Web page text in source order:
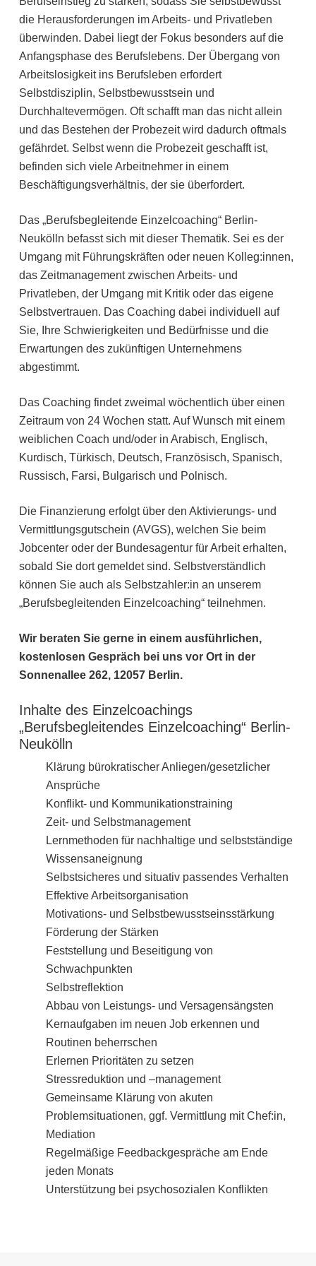
die Herausforderungen im Arbeits- und Privatleben
überwinden. Dabei liegt der Fokus besonders auf die
Anfangsphase des Berufslebens. Der Übergang von
Arbeitslosigkeit ins Berufsleben erfordert
Selbstdisziplin, Selbstbewusstsein und
Durchhaltevermögen. Oft schafft man das nicht allein
und das Bestehen der Probezeit wird dadurch oftmals
gefährdet. Selbst wenn die Probezeit geschafft ist,
befinden sich viele Arbeitnehmer in einem
Beschäftigungsverhältnis, der sie überfordert.
Das „Berufsbegleitende Einzelcoaching“ Berlin-
Neukölln befasst sich mit dieser Thematik. Sei es der
Umgang mit Führungskräften oder neuen Kolleg:innen,
das Zeitmanagement zwischen Arbeits- und
Privatleben, der Umgang mit Kritik oder das eigene
Selbstvertrauen. Das Coaching dabei individuell auf
Sie, Ihre Schwierigkeiten und Bedürfnisse und die
Erwartungen des zukünftigen Unternehmens
abgestimmt.
Das Coaching findet zweimal wöchentlich über einen
Zeitraum von 24 Wochen statt. Auf Wunsch mit einem
weiblichen Coach und/oder in Arabisch, Englisch,
Kurdisch, Türkisch, Deutsch, Französisch, Spanisch,
Russisch, Farsi, Bulgarisch und Polnisch.
Die Finanzierung erfolgt über den Aktivierungs- und
Vermittlungsgutschein (AVGS), welchen Sie beim
Jobcenter oder der Bundesagentur für Arbeit erhalten,
sobald Sie dort gemeldet sind. Selbstverständlich
können Sie auch als Selbstzahler:in an unserem
„Berufsbegleitenden Einzelcoaching“ teilnehmen.
Wir beraten Sie gerne in einem ausführlichen,
kostenlosen Gespräch bei uns vor Ort in der
Sonnenallee 262, 12057 Berlin.
Inhalte des Einzelcoachings
„Berufsbegleitendes Einzelcoaching“ Berlin-
Neukölln
Klärung bürokratischer Anliegen/gesetzlicher
Ansprüche
Konflikt- und Kommunikationstraining
Zeit- und Selbstmanagement
Lernmethoden für nachhaltige und selbstständige
Wissensaneignung
Selbstsicheres und situativ passendes Verhalten
Effektive Arbeitsorganisation
Motivations- und Selbstbewusstseinsstärkung
Förderung der Stärken
Feststellung und Beseitigung von
Schwachpunkten
Selbstreflektion
Abbau von Leistungs- und Versagensängsten
Kernaufgaben im neuen Job erkennen und
Routinen beherrschen
Erlernen Prioritäten zu setzen
Stressreduktion und –management
Gemeinsame Klärung von akuten
Problemsituationen, ggf. Vermittlung mit Chef:in,
Mediation
Regelmäßige Feedbackgespräche am Ende
jeden Monats
Unterstützung bei psychosozialen Konflikten